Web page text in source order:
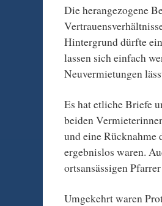
Die herangezogene
Hintergrund dürfte
lassen sich einfach
Neuvermietungen
Es hat etliche Briefe
beiden
und eine Rücknahme
ergebnislos waren.
ortsansässigen
Umgekehrt waren